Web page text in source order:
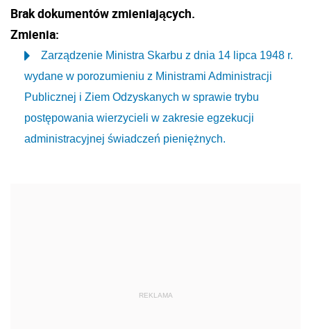
Brak dokumentów zmieniających.
Zmienia:
Zarządzenie Ministra Skarbu z dnia 14 lipca 1948 r.
wydane w porozumieniu z Ministrami Administracji
Publicznej i Ziem Odzyskanych w sprawie trybu
postępowania wierzycieli w zakresie egzekucji
administracyjnej świadczeń pieniężnych.